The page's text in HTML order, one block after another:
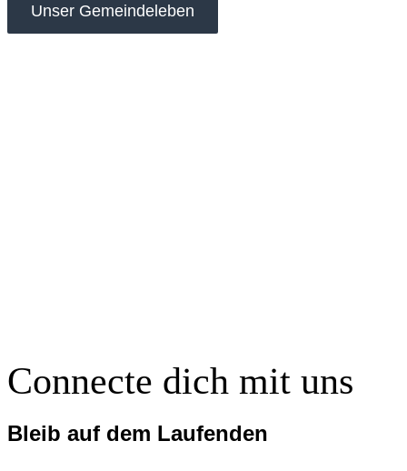
Unser Gemeindeleben
Connecte dich mit uns
Bleib auf dem Laufenden